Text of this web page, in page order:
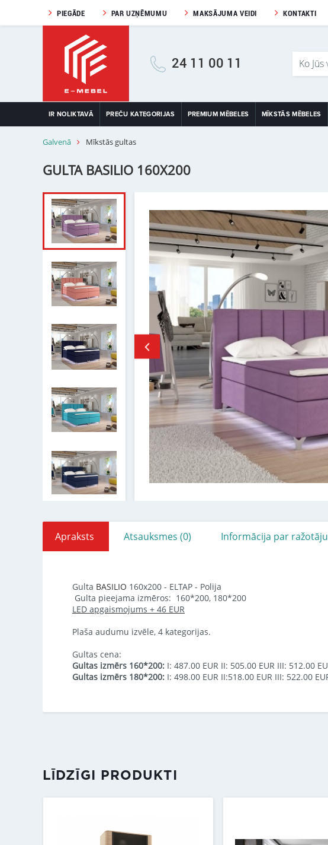
PIEGĀDE PAR UZŅĒMUMU MAKSĀJUMA VEIDI KONTAKTI
24 11 00 11
IR NOLIKTAVĀ PREČU KATEGORIJAS PREMIUM MĒBELES MĪKSTĀS MĒBELES
Galvenā Mīkstās gultas
GULTA BASILIO 160X200
Apraksts
Gulta BASILIO 160x200 - ELTAP - Polija
Gulta pieejama izmēros: 160*200, 180*200
LED apgaismojums + 46 EUR
Plaša audumu izvēle, 4 kategorijas.
Gultas cena:
Gultas izmērs 160*200: I: 487.00 EUR II: 505.00 EUR III: 512.00
Gultas izmērs 180*200: I: 498.00 EUR II:518.00 EUR III: 522.00
Atsauksmes (0) Informācija par ražotāju
LĪDZĪGI PRODUKTI